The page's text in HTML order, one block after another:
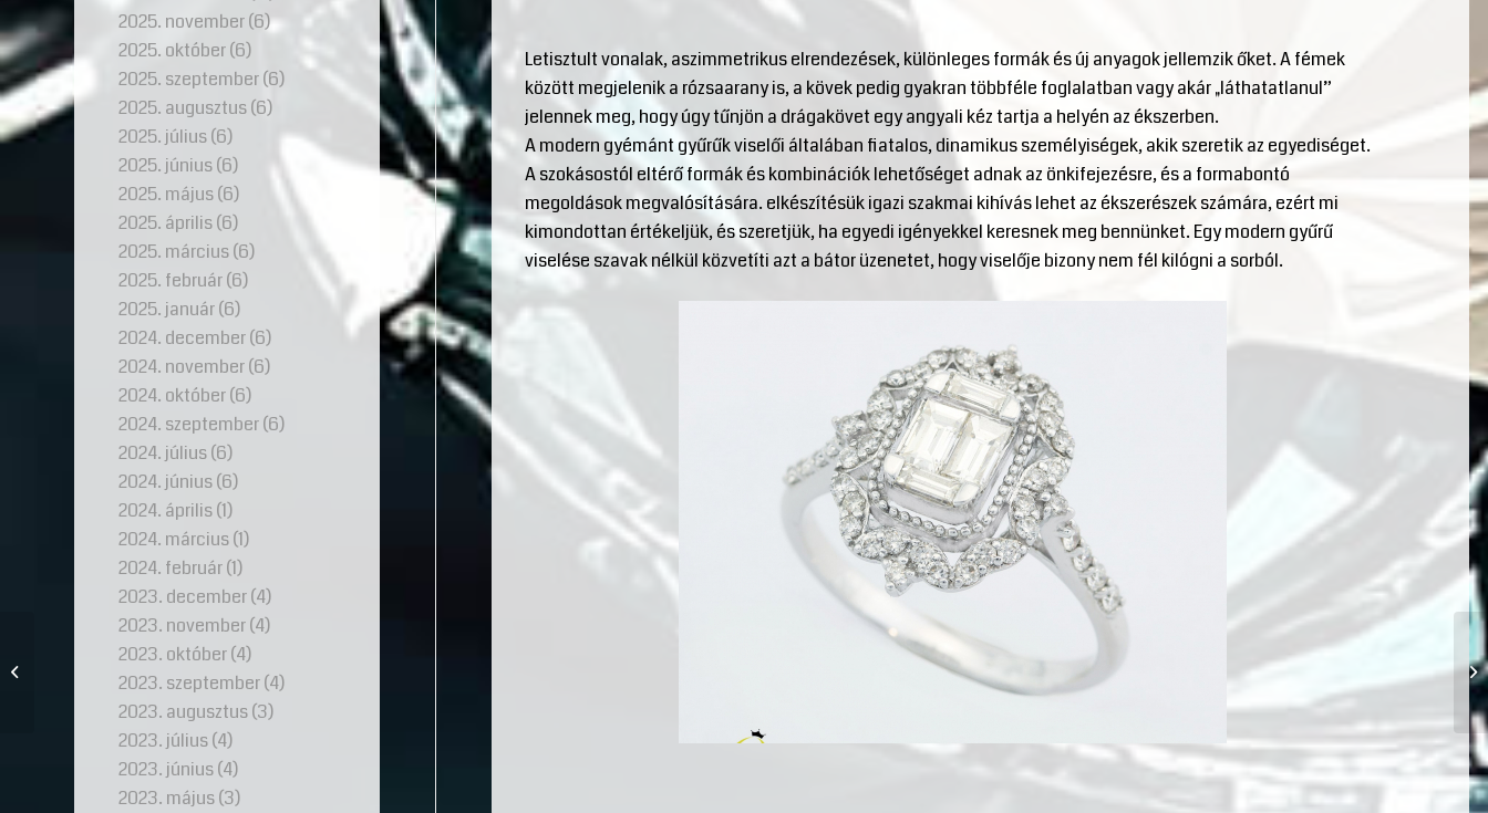
Letisztult vonalak, aszimmetrikus elrendezések, különleges formák és új anyagok jellemzik őket. A fémek
között megjelenik a rózsaarany is, a kövek pedig gyakran többféle foglalatban vagy akár „láthatatlanul”
jelennek meg, hogy úgy tűnjön a drágakövet egy angyali kéz tartja a helyén az ékszerben.
A modern gyémánt gyűrűk viselői általában fiatalos, dinamikus személyiségek, akik szeretik az egyediséget.
A szokásostól eltérő formák és kombinációk lehetőséget adnak az önkifejezésre, és a formabontó
megoldások megvalósítására. elkészítésük igazi szakmai kihívás lehet az ékszerészek számára, ezért mi
kimondottan értékeljük, és szeretjük, ha egyedi igényekkel keresnek meg bennünket. Egy modern gyűrű
viselése szavak nélkül közvetíti azt a bátor üzenetet, hogy viselője bizony nem fél kilógni a sorból.
2025. november(6)
2025. október(6)
2025. szeptember(6)
2025. augusztus(6)
2025. július(6)
2025. június(6)
2025. május(6)
2025. április(6)
2025. március(6)
2025. február(6)
2025. január(6)
2024. december(6)
2024. november(6)
2024. október(6)
2024. szeptember(6)
2024. július(6)
2024. június(6)
2024. április(1)
2024. március(1)
2024. február(1)
2023. december(4)
2023. november(4)
2023. október(4)
2023. szeptember(4)
2023. augusztus(3)
2023. július(4)
2023. június(4)
2023. május(3)
mindennapi viseletre –
tippek és tanácsok a